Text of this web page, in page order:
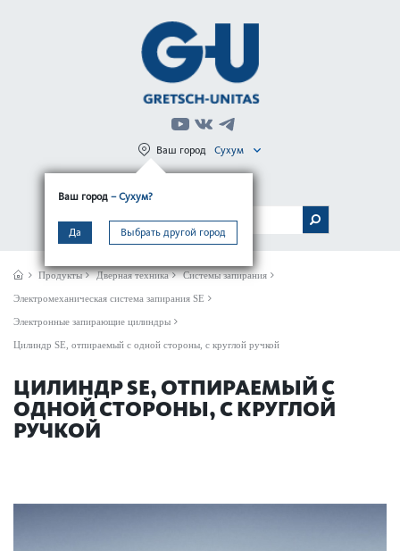
Ваш город – Сухум?
Да Выбрать другой город
Ваш город Сухум
МЕНЮ
Продукты Дверная техника Системы запирания
Электромеханическая система запирания SE
Электронные запирающие цилиндры
Цилиндр SE, отпираемый с одной стороны, с круглой ручкой
ЦИЛИНДР SE, ОТПИРАЕМЫЙ С
ОДНОЙ СТОРОНЫ, С КРУГЛОЙ
РУЧКОЙ